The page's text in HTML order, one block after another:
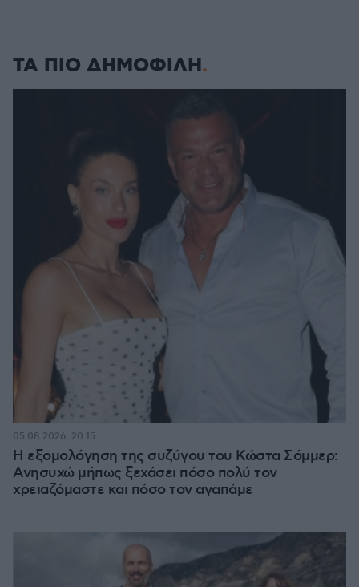
ΤΑ ΠΙΟ ΔΗΜΟΦΙΛΗ
Η εξομολόγηση της συζύγου του Κώστα Σόμμερ:
Ανησυχώ μήπως ξεχάσει πόσο πολύ τον
χρειαζόμαστε και πόσο τον αγαπάμε
05.08.2026, 20:15